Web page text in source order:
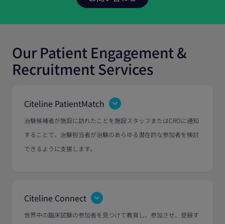
Our Patient Engagement &
Recruitment Services
Citeline PatientMatch
治験候補者が施設に訪れたことを施設スタッフまたはCROに通知
することで、治験担当者が治験のあらゆる潜在的な参加者を検討
できるように支援します。
Citeline Connect
世界中の臨床試験の参加者を見つけて教育し、参加させ、登録す